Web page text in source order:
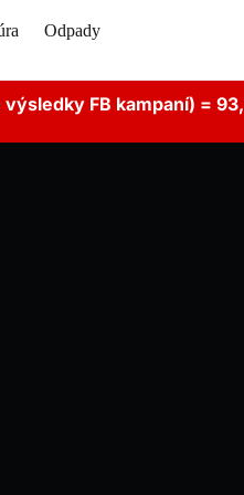
Odpady
výsledky FB kampaní) =